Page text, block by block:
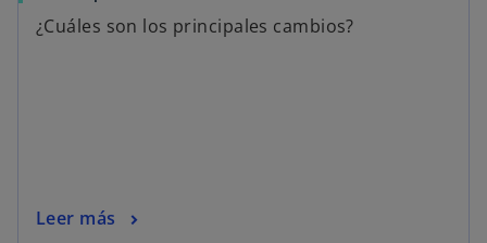
¿Cuáles son los principales cambios?
Leer más